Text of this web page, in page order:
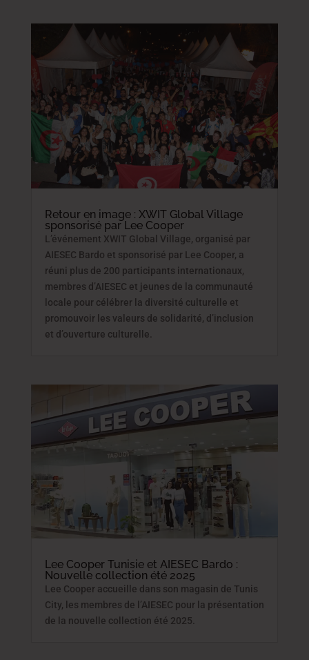
Retour en image : XWIT Global Village
sponsorisé par Lee Cooper
L’événement XWIT Global Village, organisé par
AIESEC Bardo et sponsorisé par Lee Cooper, a
réuni plus de 200 participants internationaux,
membres d’AIESEC et jeunes de la communauté
locale pour célébrer la diversité culturelle et
promouvoir les valeurs de solidarité, d’inclusion
et d’ouverture culturelle.
Lee Cooper Tunisie et AIESEC Bardo :
Nouvelle collection été 2025
Lee Cooper accueille dans son magasin de Tunis
City, les membres de l’AIESEC pour la présentation
de la nouvelle collection été 2025.